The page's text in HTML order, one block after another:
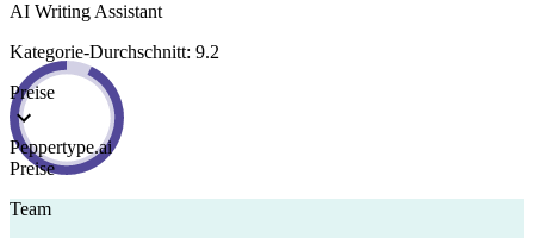
AI Writing Assistant
Kategorie-Durchschnitt: 9.2
Preise
Peppertype.ai
Preise
Team